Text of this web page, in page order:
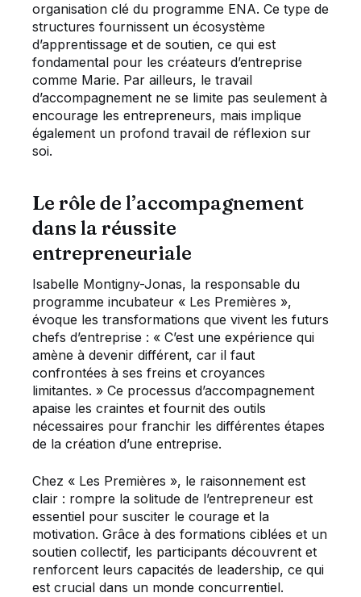
organisation clé du programme ENA. Ce type de
structures fournissent un écosystème
d’apprentissage et de soutien, ce qui est
fondamental pour les créateurs d’entreprise
comme Marie. Par ailleurs, le travail
d’accompagnement ne se limite pas seulement à
encourage les entrepreneurs, mais implique
également un profond travail de réflexion sur
soi.
Le rôle de l’accompagnement
dans la réussite
entrepreneuriale
Isabelle Montigny-Jonas, la responsable du
programme incubateur « Les Premières »,
évoque les transformations que vivent les futurs
chefs d’entreprise : « C’est une expérience qui
amène à devenir différent, car il faut
confrontées à ses freins et croyances
limitantes. » Ce processus d’accompagnement
apaise les craintes et fournit des outils
nécessaires pour franchir les différentes étapes
de la création d’une entreprise.
Chez « Les Premières », le raisonnement est
clair : rompre la solitude de l’entrepreneur est
essentiel pour susciter le courage et la
motivation. Grâce à des formations ciblées et un
soutien collectif, les participants découvrent et
renforcent leurs capacités de leadership, ce qui
est crucial dans un monde concurrentiel.